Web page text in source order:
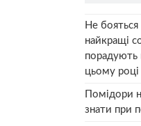
Не бояться
найкращі
цьому році
Помідори
знати при